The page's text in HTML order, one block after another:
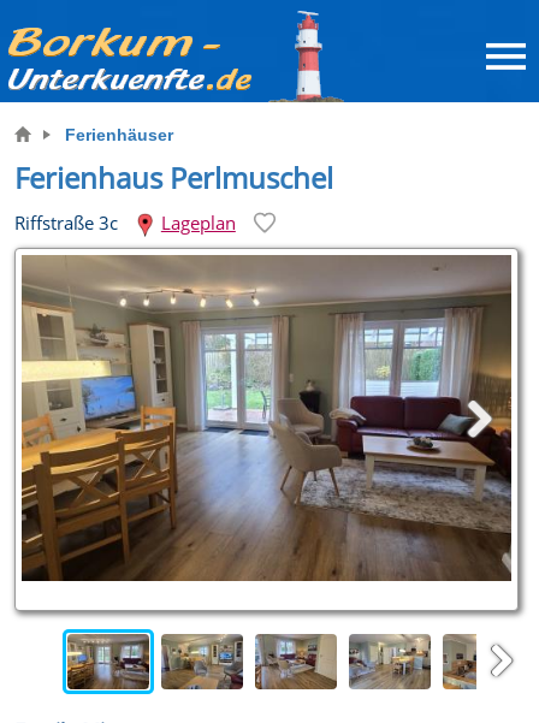
Ferienhäuser
Ferienhaus Perlmuschel
Riffstraße 3c Lageplan